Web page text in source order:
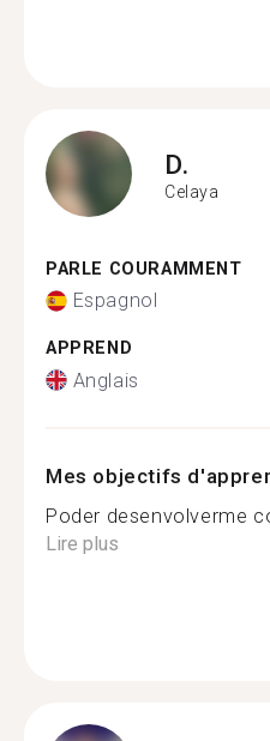
D.
Celaya
PARLE COURAMMENT
Espagnol
APPREND
Anglais
Mes objectifs
Poder desenvolverme
Lire plus